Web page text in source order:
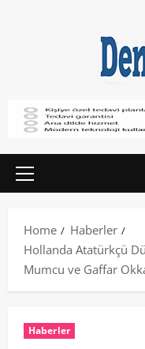
Home
Haberler
Hollanda Atatürkçü
Mumcu ve Gaffar
Haberler